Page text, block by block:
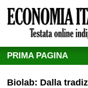
PRIMA PAGINA
Biolab: Dalla